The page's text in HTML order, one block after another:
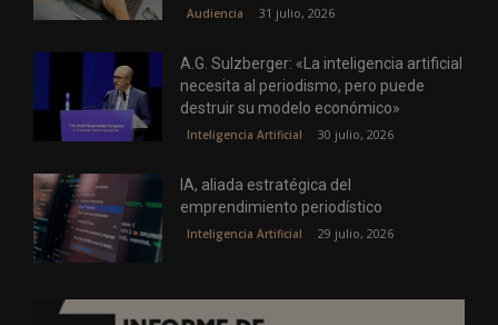
Audiencia 31 julio, 2026
A.G. Sulzberger: «La inteligencia artificial
necesita al periodismo, pero puede
destruir su modelo económico»
Inteligencia Artificial 30 julio, 2026
IA, aliada estratégica del
emprendimiento periodístico
Inteligencia Artificial 29 julio, 2026